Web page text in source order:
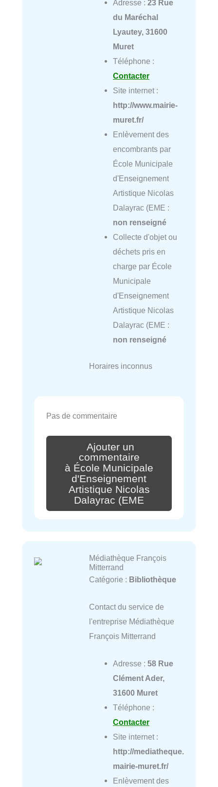
Adresse : 23 Rue
du Maréchal
Lyautey, 31600
Muret
Téléphone :
Contacter
Site internet :
http://www.mairie-
muret.fr/
Enlèvement des
encombrants par
École Municipale
d'Enseignement
Artistique Nicolas
Dalayrac (EME :
non renseigné
Collecte d'objet ou
déchets pris en
charge par École
Municipale
d'Enseignement
Artistique Nicolas
Dalayrac (EME :
non renseigné
Horaires inconnus
Pas de commentaire
Ajouter un
commentaire
à École Municipale
d'Enseignement
Artistique Nicolas
Dalayrac (EME
Médiathèque François
Mitterrand
Catégorie : Bibliothèque
Contact du service de
l'entreprise Médiathèque
François Mitterrand
Adresse : 58 Rue
Clément Ader,
31600 Muret
Téléphone :
Contacter
Site internet :
http://mediatheque.
mairie-muret.fr/
Enlèvement des